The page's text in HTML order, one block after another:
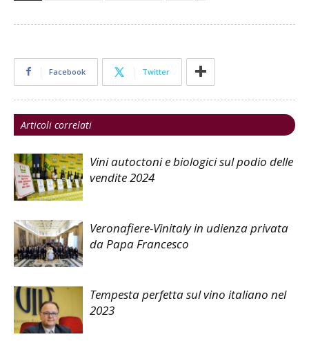
Facebook Twitter
Articoli correlati
Vini autoctoni e biologici sul podio delle
vendite 2024
Veronafiere-Vinitaly in udienza privata
da Papa Francesco
Tempesta perfetta sul vino italiano nel
2023